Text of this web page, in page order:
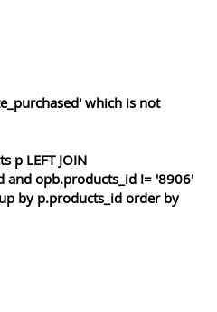
which is not
p LEFT JOIN
and opb.products_id != '8906'
by p.products_id order by